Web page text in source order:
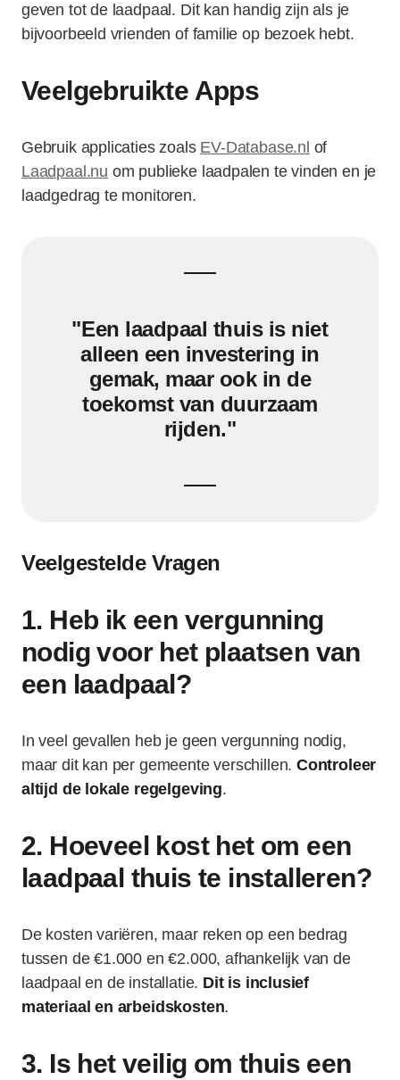
geven tot de laadpaal. Dit kan handig zijn als je
bijvoorbeeld vrienden of familie op bezoek hebt.
Veelgebruikte Apps
Gebruik applicaties zoals EV-Database.nl of
Laadpaal.nu om publieke laadpalen te vinden en je
laadgedrag te monitoren.
"Een laadpaal thuis is niet
alleen een investering in
gemak, maar ook in de
toekomst van duurzaam
rijden."
Veelgestelde Vragen
1. Heb ik een vergunning
nodig voor het plaatsen van
een laadpaal?
In veel gevallen heb je geen vergunning nodig,
maar dit kan per gemeente verschillen. Controleer
altijd de lokale regelgeving.
2. Hoeveel kost het om een
laadpaal thuis te installeren?
De kosten variëren, maar reken op een bedrag
tussen de €1.000 en €2.000, afhankelijk van de
laadpaal en de installatie. Dit is inclusief
materiaal en arbeidskosten.
3. Is het veilig om thuis een